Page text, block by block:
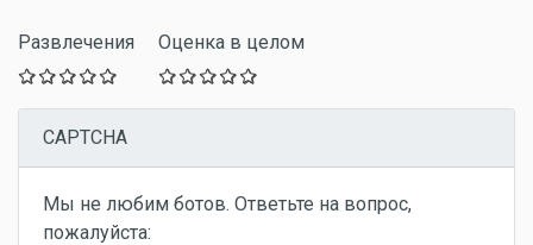
Развлечения Оценка в целом
CAPTCHA
Мы не любим ботов. Ответьте на вопрос,
пожалуйста: